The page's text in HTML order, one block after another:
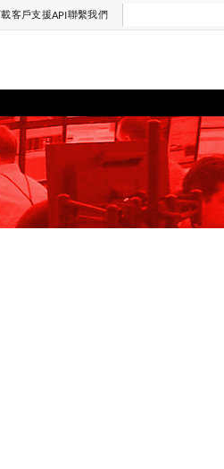
客戶支援API聯繫我們